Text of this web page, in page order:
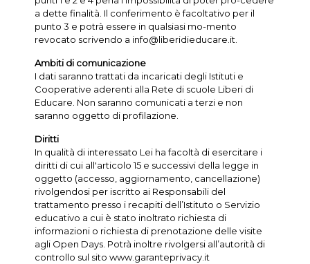
a dette finalità. Il conferimento è facoltativo per il
punto 3 e potrà essere in qualsiasi mo-mento
revocato scrivendo a info@liberidieducare.it.
Ambiti di comunicazione
I dati saranno trattati da incaricati degli Istituti e
Cooperative aderenti alla Rete di scuole Liberi di
Educare. Non saranno comunicati a terzi e non
saranno oggetto di profilazione.
Diritti
In qualità di interessato Lei ha facoltà di esercitare i
diritti di cui all'articolo 15 e successivi della legge in
oggetto (accesso, aggiornamento, cancellazione)
rivolgendosi per iscritto ai Responsabili del
trattamento presso i recapiti dell’Istituto o Servizio
educativo a cui è stato inoltrato richiesta di
informazioni o richiesta di prenotazione delle visite
agli Open Days. Potrà inoltre rivolgersi all’autorità di
controllo sul sito www.garanteprivacy.it